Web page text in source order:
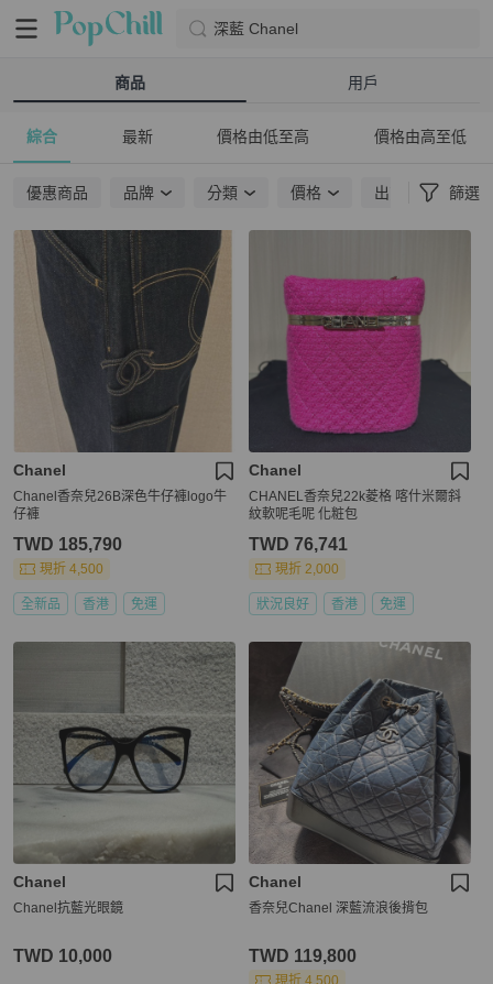
深藍 Chanel
商品 用戶
綜合 最新 價格由低至高 價格由高至低
優惠商品 品牌 分類 價格 出貨地點 篩選
Chanel
Chanel香奈兒26B深色牛仔褲logo牛
仔褲
TWD 185,790
現折 4,500
全新品 香港 免運
Chanel
CHANEL香奈兒22k菱格 喀什米爾斜
紋軟呢毛呢 化粧包
TWD 76,741
現折 2,000
狀況良好 香港 免運
Chanel
Chanel抗藍光眼鏡
TWD 10,000
Chanel
香奈兒Chanel 深藍流浪後揹包
TWD 119,800
現折 4,500